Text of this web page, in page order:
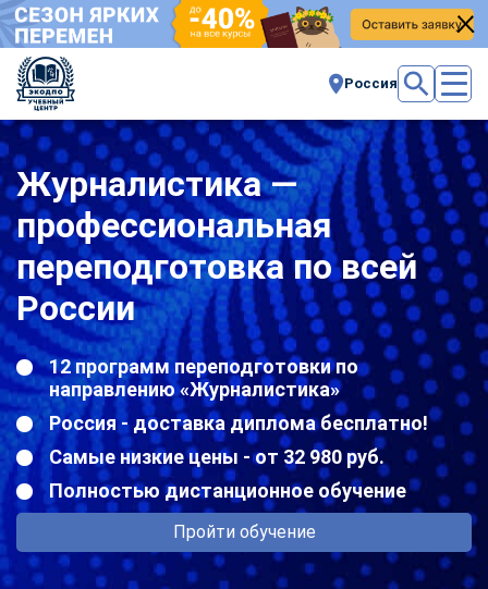
Россия
Журналистика —
профессиональная
переподготовка по всей
России
12 программ переподготовки по
направлению «Журналистика»
Россия - доставка диплома бесплатно!
Самые низкие цены - от 32 980 руб.
Полностью дистанционное обучение
Пройти обучение